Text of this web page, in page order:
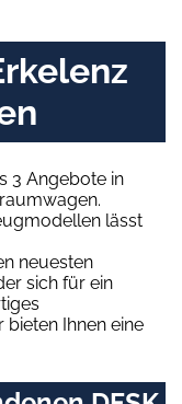
3 Angebote in
lässt
neuesten
sich für ein
Ihnen eine